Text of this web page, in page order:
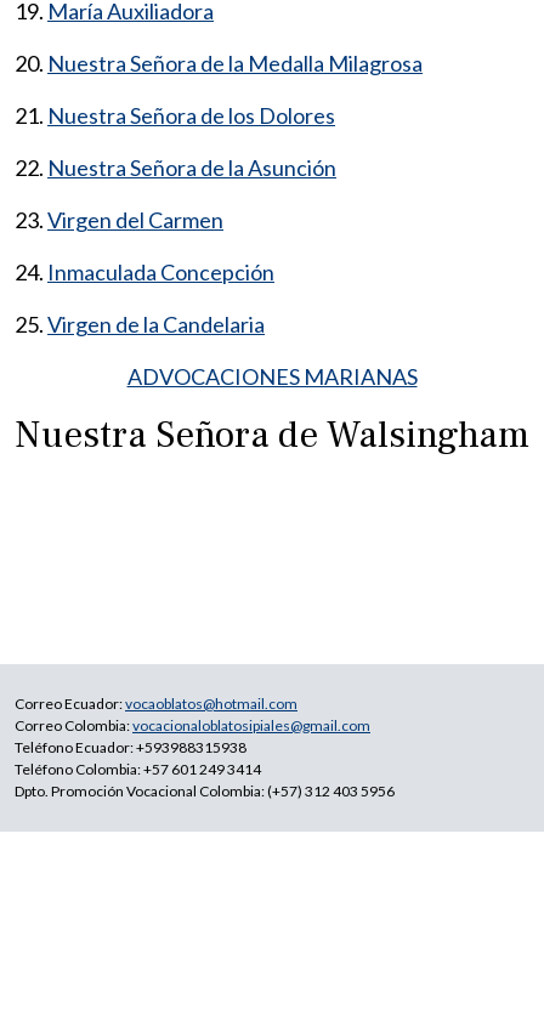
19. María Auxiliadora
20. Nuestra Señora de la Medalla Milagrosa
21. Nuestra Señora de los Dolores
22. Nuestra Señora de la Asunción
23.Virgen del Carmen
24. Inmaculada Concepción
25.Virgen de la Candelaria
ADVOCACIONES MARIANAS
Nuestra Señora de Walsingham
Correo Ecuador:vocaoblatos@hotmail.com
Correo Colombia:vocacionaloblatosipiales@gmail.com
Teléfono Ecuador: +593988315938
Teléfono Colombia: +57 601 249 3414
Dpto. Promoción Vocacional Colombia: (+57) 312 403 5956